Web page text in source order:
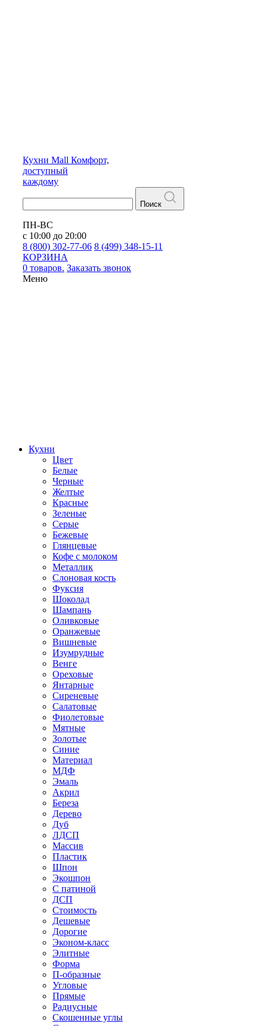
Кухни Mall Комфорт,
доступный
каждому
Поиск
ПН-ВС
с 10:00 до 20:00
8 (800) 302-77-06 8 (499) 348-15-11
КОРЗИНА
0 товаров. Заказать звонок
Меню
Кухни
Цвет
Белые
Черные
Желтые
Красные
Зеленые
Серые
Бежевые
Глянцевые
Кофе с молоком
Металлик
Слоновая кость
Фуксия
Шоколад
Шампань
Оливковые
Оранжевые
Вишневые
Изумрудные
Венге
Ореховые
Янтарные
Сиреневые
Салатовые
Фиолетовые
Мятные
Золотые
Синие
Материал
МДФ
Эмаль
Акрил
Береза
Дерево
Дуб
ЛДСП
Массив
Пластик
Шпон
Экошпон
С патиной
ДСП
Стоимость
Дешевые
Дорогие
Эконом-класс
Элитные
Форма
П-образные
Угловые
Прямые
Радиусные
Скошенные углы